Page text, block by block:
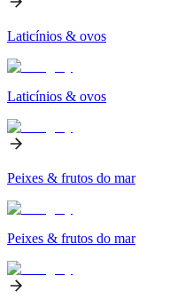
Laticínios & ovos
Laticínios & ovos
Peixes & frutos do mar
Peixes & frutos do mar